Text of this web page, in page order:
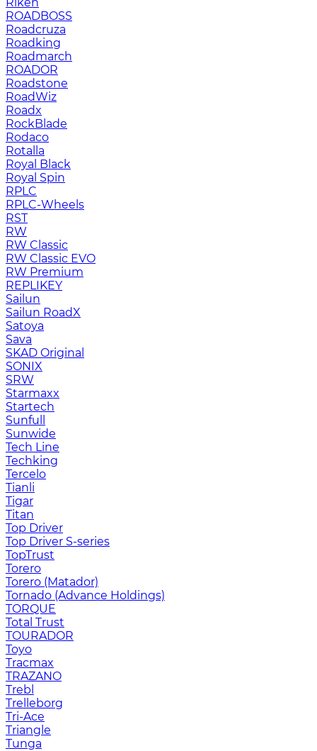
ROADBOSS
Roadcruza
Roadking
Roadmarch
ROADOR
Roadstone
RoadWiz
Roadx
RockBlade
Rodaco
Rotalla
Royal Black
Royal Spin
RPLC
RPLC-Wheels
RST
RW
RW Classic
RW Classic EVO
RW Premium
RЕPLIKEY
Sailun
Sailun RoadX
Satoya
Sava
SKAD Original
SONIX
SRW
Starmaxx
Startech
Sunfull
Sunwide
Tech Line
Techking
Tercelo
Tianli
Tigar
Titan
Top Driver
Top Driver S-series
TopTrust
Torero
Torero (Matador)
Tornado (Advance Holdings)
TORQUE
Total Trust
TOURADOR
Toyo
Tracmax
TRAZANO
Trebl
Trelleborg
Tri-Ace
Triangle
Tunga